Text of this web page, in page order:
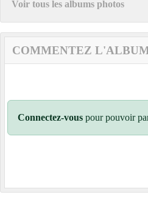
Voir tous les albums photos
COMMENTEZ
Connectez-vous pour pouvoir